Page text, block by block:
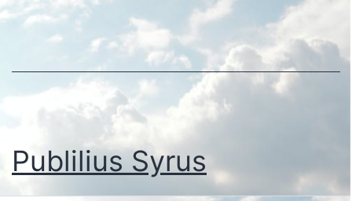
Publilius Syrus